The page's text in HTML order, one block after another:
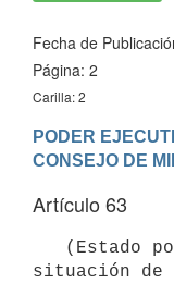
Fecha de
Página: 2
Carilla: 2
PODER
Artículo 63
situación